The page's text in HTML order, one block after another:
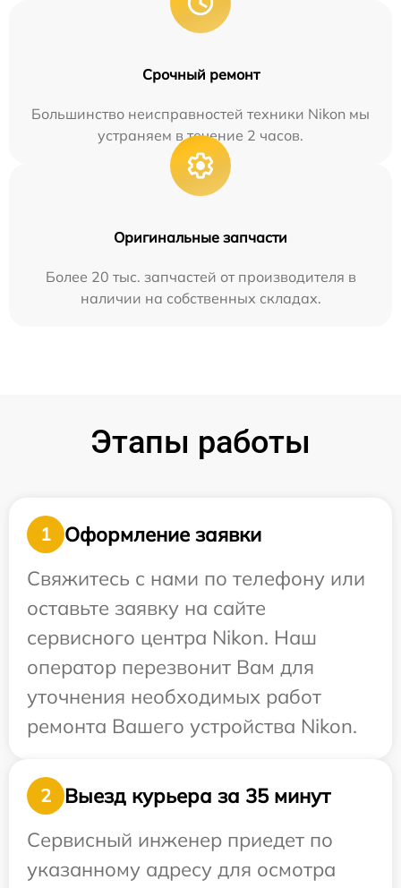
Срочный ремонт
Большинство неисправностей техники Nikon мы
устраняем в течение 2 часов.
Оригинальные запчасти
Более 20 тыс. запчастей от производителя в
наличии на собственных складах.
Этапы работы
1
Оформление заявки
Свяжитесь с нами по телефону или
оставьте заявку на сайте
сервисного центра Nikon. Наш
оператор перезвонит Вам для
уточнения необходимых работ
ремонта Вашего устройства Nikon.
2
Выезд курьера за 35 минут
Сервисный инженер приедет по
указанному адресу для осмотра